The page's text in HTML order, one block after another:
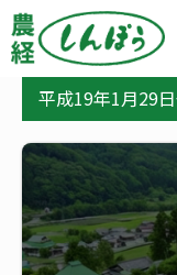
事業案
バック
新着 新技術・新製品
平成19年1月29